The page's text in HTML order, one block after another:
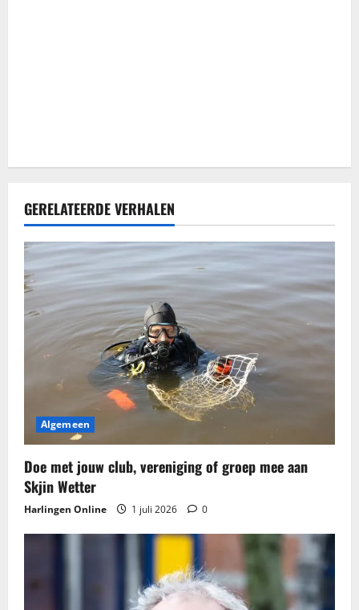
GERELATEERDE VERHALEN
Algemeen
Doe met jouw club, vereniging of groep mee aan
Skjin Wetter
Harlingen Online 1 juli 2026 0